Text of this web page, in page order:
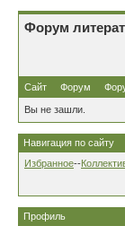
Форум
Сайт Форум
Вы не зашли.
Навигация по сайту
Избранное--
Профиль